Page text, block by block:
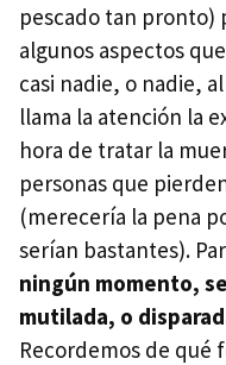
pescado tan pronto)
algunos aspectos
casi nadie, o nadie,
llama la atención la
hora de tratar la
personas que
(merecería la pena
serían bastantes).
ningún momento,
mutilada, o
Recordemos de qué